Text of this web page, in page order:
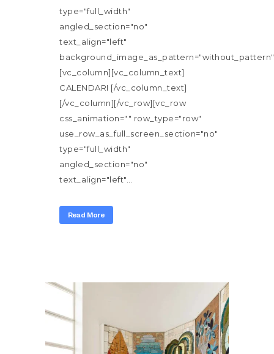
type="full_width"
angled_section="no"
text_align="left"
[vc_column][vc_column_text]
CALENDARI [/vc_column_text]
[/vc_column][/vc_row][vc_row
css_animation="" row_type="row"
use_row_as_full_screen_section="no"
type="full_width"
angled_section="no"
text_align="left"...
Read More